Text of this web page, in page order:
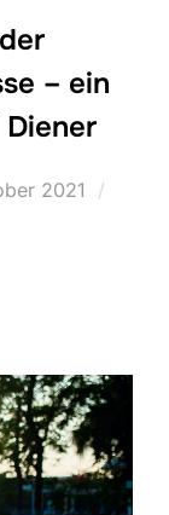
– ein
2021